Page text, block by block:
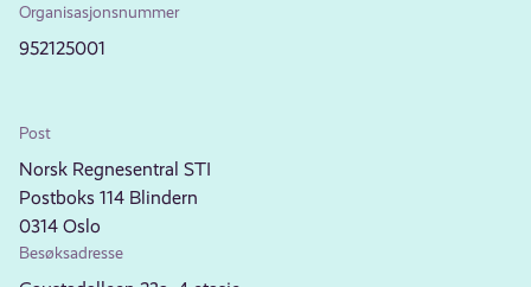
Organisasjonsnummer
952125001
Post
Norsk Regnesentral STI
Postboks 114 Blindern
0314 Oslo
Besøksadresse